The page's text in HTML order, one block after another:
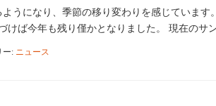
うになり、季節の移り変わりを感じていま
けば今年も残り僅かとなりました。 現在の
ー: ニュース